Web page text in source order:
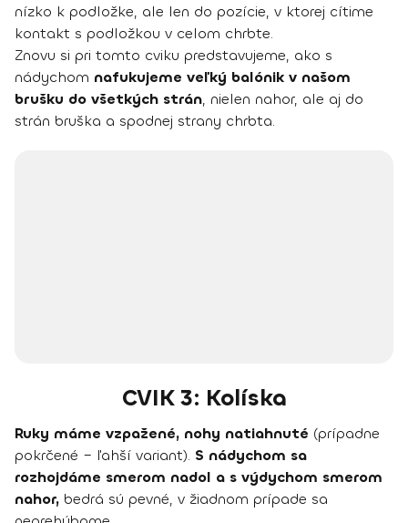
nízko k podložke, ale len do pozície, v ktorej cítime
kontakt s podložkou v celom chrbte.
Znovu si pri tomto cviku predstavujeme, ako s
nádychom nafukujeme veľký balónik v našom
brušku do všetkých strán, nielen nahor, ale aj do
strán bruška a spodnej strany chrbta.
CVIK 3: Kolíska
Ruky máme vzpažené, nohy natiahnuté (prípadne
pokrčené – ľahší variant). S nádychom sa
rozhojdáme smerom nadol a s výdychom smerom
nahor, bedrá sú pevné, v žiadnom prípade sa